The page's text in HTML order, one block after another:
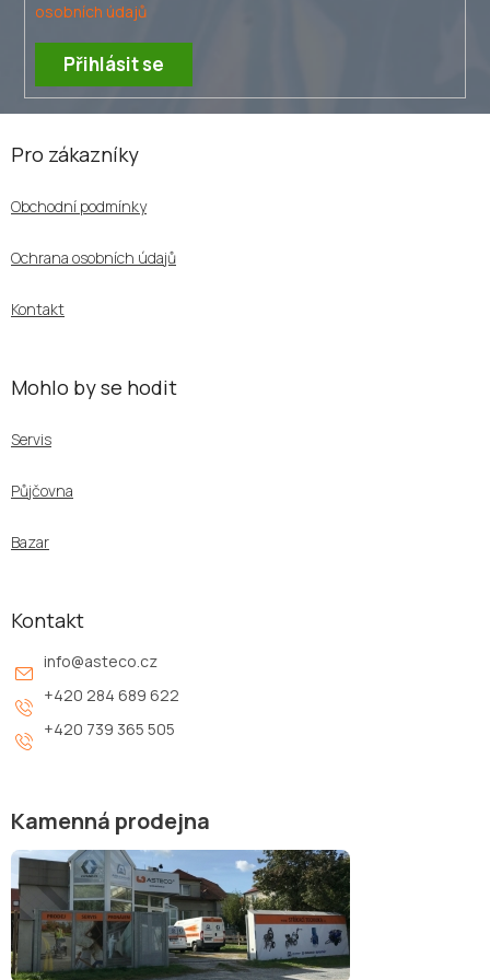
i
osobních údajů
Přihlásit se
Pro zákazníky
Obchodní podmínky
Ochrana osobních údajů
Kontakt
Mohlo by se hodit
Servis
Půjčovna
Bazar
Kontakt
info@asteco.cz
+420 284 689 622
+420 739 365 505
Kamenná prodejna